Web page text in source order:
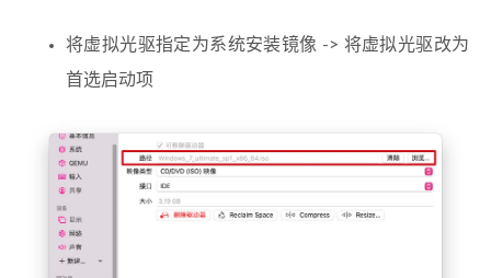
将虚拟光驱指定为系统安装镜像 -> 将虚拟光驱改为
首选启动项